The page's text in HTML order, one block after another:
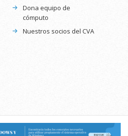
Dona equipo de
cómputo
Nuestros socios del CVA